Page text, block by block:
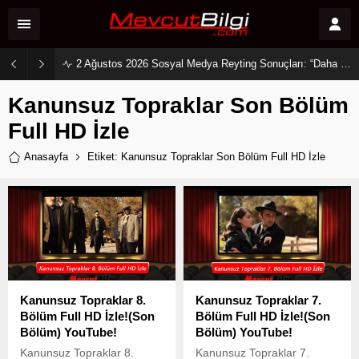
2 Ağustos 2026 Sosyal Medya Reyting Sonuçları: “Daha 17” Ekranlara Ambargo Koydu!
Kanunsuz Topraklar Son Bölüm
Full HD İzle
Anasayfa Etiket: Kanunsuz Topraklar Son Bölüm Full HD İzle
Kanunsuz Topraklar 8.
Bölüm Full HD İzle!(Son
Bölüm) YouTube!
Kanunsuz Topraklar 8.
Kanunsuz Topraklar 7.
Bölüm Full HD İzle!(Son
Bölüm) YouTube!
Kanunsuz Topraklar 7.